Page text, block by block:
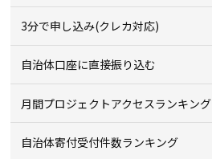
3分で申し込み(クレカ対応)
自治体口座に直接振り込む
月間プロジェクトアクセスランキング
自治体寄付受付件数ランキング